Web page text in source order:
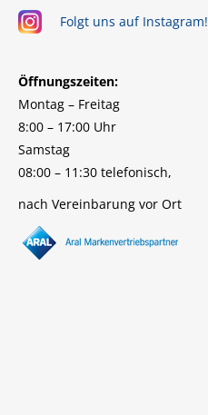
Folgt uns auf Instagram!
Öffnungszeiten:
Montag – Freitag
8:00 – 17:00 Uhr
Samstag
08:00 – 11:30 telefonisch,
nach Vereinbarung vor Ort